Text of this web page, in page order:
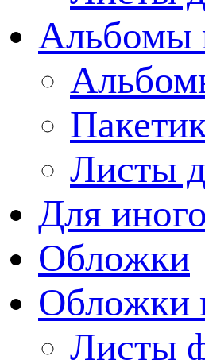
Альбомы
Листы
Для
Обложки
Обложки
Листы